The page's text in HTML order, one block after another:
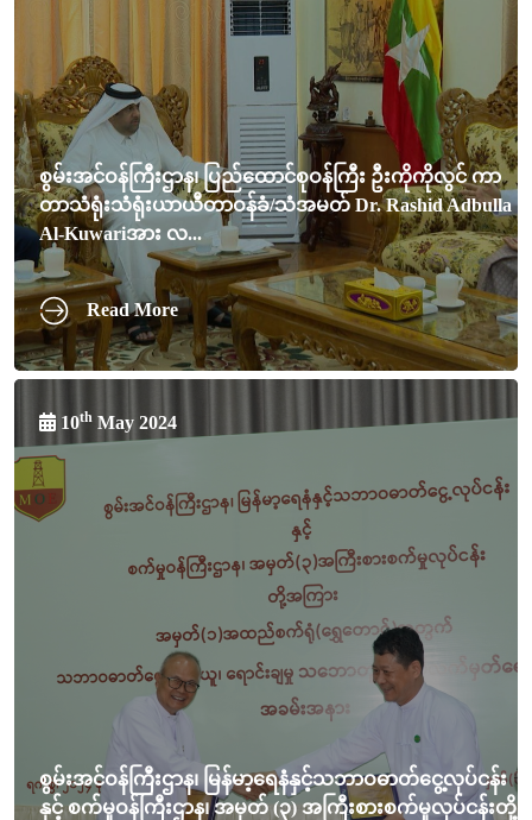
စွမ်းအင်ဝန်ကြီးဌာန၊ ပြည်ထောင်စုဝန်ကြီး ဦးကိုကိုလွင် ကာ
တာသံရုံးသံရုံးယာယီတာဝန်ခံ/သံအမတ် Dr. Rashid Adbulla
Al-Kuwariအား လ...
Read More
10th May 2024
စွမ်းအင်ဝန်ကြီးဌာန၊ မြန်မာ့ရေနံနှင့်သဘာဝဓာတ်ငွေ့လုပ်ငန်း
နှင့် စက်မှုဝန်ကြီးဌာန၊ အမှတ် (၃) အကြီးစားစက်မှုလုပ်ငန်းတို့